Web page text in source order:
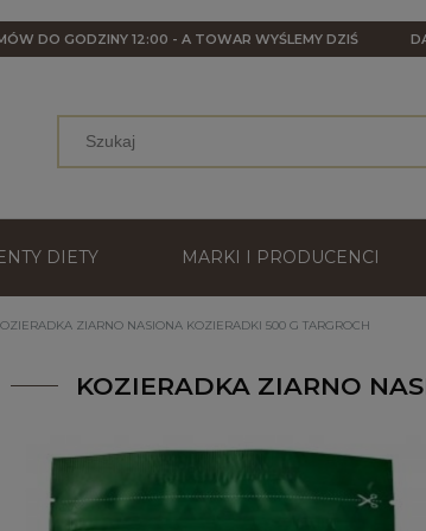
DO GODZINY 12:00 - A TOWAR WYŚLEMY DZIŚ
DIETY MARKI I PRODUCENCI
ZIARNO NASIONA KOZIERADKI 500 G TARGROCH
KOZIERADKA ZIARNO